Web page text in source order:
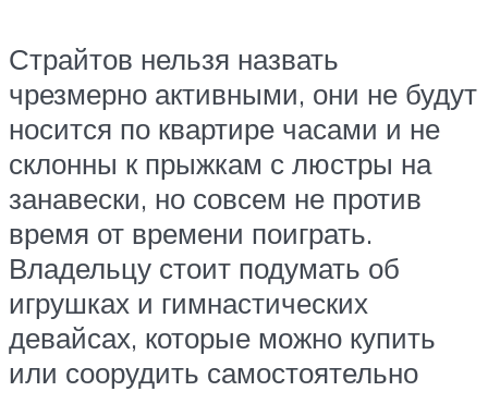
Страйтов нельзя назвать
чрезмерно активными, они не будут
носится по квартире часами и не
склонны к прыжкам с люстры на
занавески, но совсем не против
время от времени поиграть.
Владельцу стоит подумать об
игрушках и гимнастических
девайсах, которые можно купить
или соорудить самостоятельно